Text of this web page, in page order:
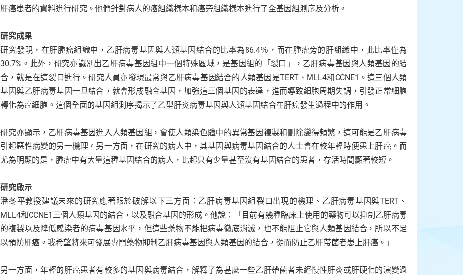
肝癌患者的資料進行研究。他們針對病人的癌組織樣本和癌旁組織樣本進行了全基因組測序及分析。
研究成果
研究發現，在肝腫瘤組織中，乙肝病毒基因與人類基因結合的比率為86.4％，而在腫瘤旁的肝組織中，此比率僅為
30.7%。此外，研究亦識別出乙肝病毒基因組中一個特殊區域，是基因組的「裂口」，乙肝病毒基因與人類基因的結
合，就是在這裂口進行。研究人員亦發現最常與乙肝病毒基因結合的人類基因是TERT、MLL4和CCNE1。這三個人類
基因與乙肝病毒基因一旦結合，就會形成融合基因，加強這三個基因的表達，進而導致細胞周期失調，引發正常細胞
轉化為癌細胞。這個全面的基因組測序揭示了乙型肝炎病毒基因與人類基因結合在肝癌發生過程中的作用。
研究亦顯示，乙肝病毒基因進入人類基因組，會使人類染色體中的異常基因複製和刪除變得頻繁，這可能是乙肝病毒
引起惡性病變的另一機理。另一方面，在研究的病人中，其基因與病毒基因結合的人士會在較年輕時便患上肝癌。而
尤為明顯的是，腫瘤中有大量這種基因結合的病人，比起只有少量甚至沒有基因結合的患者，存活時間顯著較短。
研究啟示
潘冬平教授建議未來的研究應著眼於破解以下三方面：乙肝病毒基因組裂口出現的機理、乙肝病毒基因與TERT、
MLL4和CCNE1三個人類基因的結合，以及融合基因的形成。他說：「目前有幾種臨床上使用的藥物可以抑制乙肝病毒
的複製以及降低感染者的病毒基因水平，但這些藥物不能把病毒徹底消滅，也不能阻止它與人類基因結合，所以不足
以預防肝癌。我希望將來可發展專門藥物抑制乙肝病毒基因與人類基因的結合，從而防止乙肝帶菌者患上肝癌。」
另一方面，年輕的肝癌患者有較多的基因與病毒結合，解釋了為甚麼一些乙肝帶菌者未經慢性肝炎或肝硬化的演變過